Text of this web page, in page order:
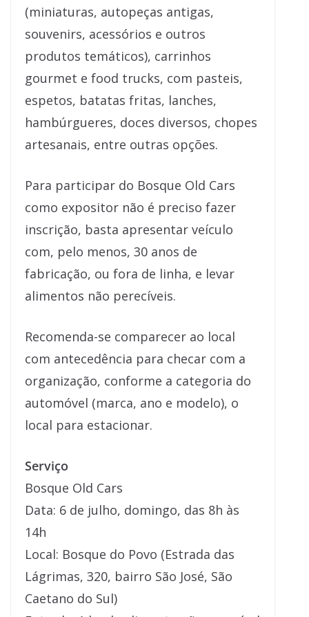
(miniaturas, autopeças antigas,
souvenirs, acessórios e outros
produtos temáticos), carrinhos
gourmet e food trucks, com pasteis,
espetos, batatas fritas, lanches,
hambúrgueres, doces diversos, chopes
artesanais, entre outras opções.
Para participar do Bosque Old Cars
como expositor não é preciso fazer
inscrição, basta apresentar veículo
com, pelo menos, 30 anos de
fabricação, ou fora de linha, e levar
alimentos não perecíveis.
Recomenda-se comparecer ao local
com antecedência para checar com a
organização, conforme a categoria do
automóvel (marca, ano e modelo), o
local para estacionar.
Serviço
Bosque Old Cars
Data: 6 de julho, domingo, das 8h às
14h
Local: Bosque do Povo (Estrada das
Lágrimas, 320, bairro São José, São
Caetano do Sul)